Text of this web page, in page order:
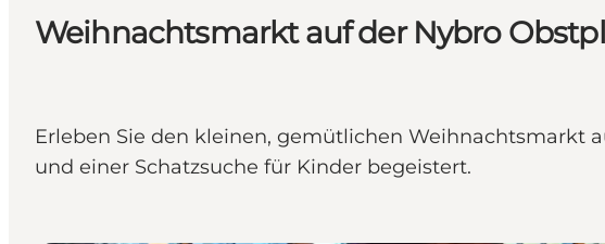
Reise Ideen
Outdoor & bike
Weihnachtsmarkt auf der Nybro
Erleben Sie den kleinen, gemütlichen Weihnachtsmarkt
und einer Schatzsuche für Kinder begeistert.